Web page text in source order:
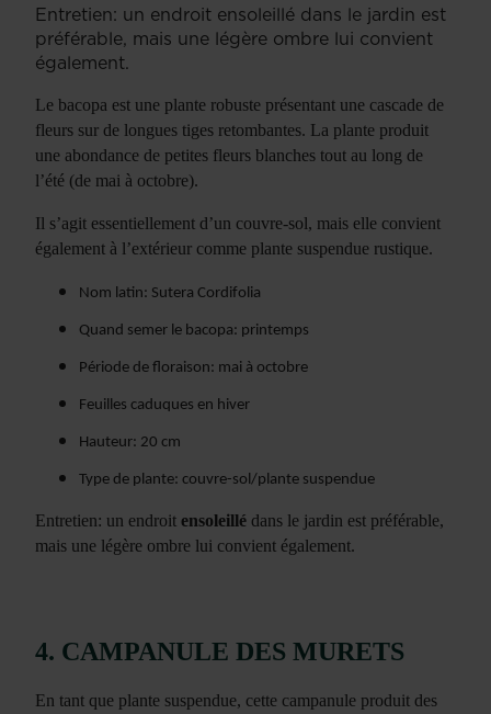
Entretien: un endroit ensoleillé dans le jardin est
préférable, mais une légère ombre lui convient
également.
Le bacopa est une plante robuste présentant une cascade de
fleurs sur de longues tiges retombantes. La plante produit
une abondance de petites fleurs blanches tout au long de
l’été (de mai à octobre).
Il s’agit essentiellement d’un couvre-sol, mais elle convient
également à l’extérieur comme plante suspendue rustique.
Nom latin: Sutera Cordifolia
Quand semer le bacopa: printemps
Période de floraison: mai à octobre
Feuilles caduques en hiver
Hauteur: 20 cm
Type de plante: couvre-sol/plante suspendue
Entretien: un endroit ensoleillé dans le jardin est préférable,
mais une légère ombre lui convient également.
4. CAMPANULE DES MURETS
En tant que plante suspendue, cette campanule produit des